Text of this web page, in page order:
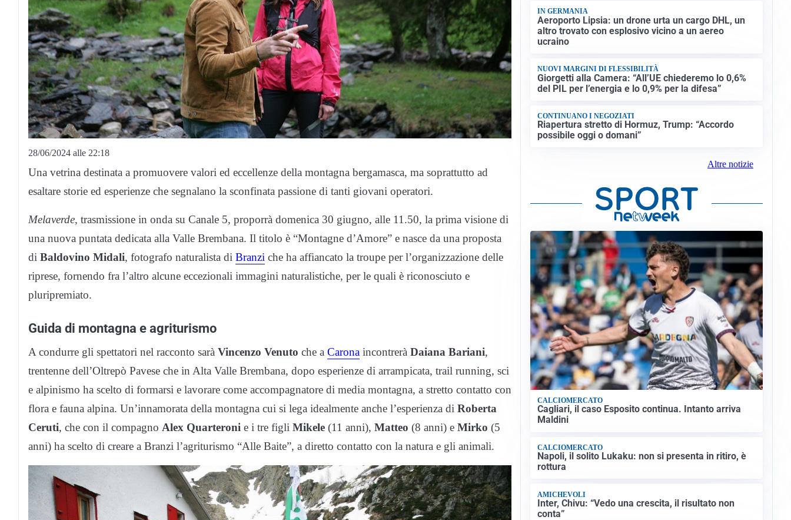
28/06/2024 alle 22:18
Una vetrina destinata a promuovere valori ed eccellenze della montagna bergamasca, ma soprattutto ad
esaltare storie ed esperienze che segnalano la sconfinata passione di tanti giovani operatori.
Melaverde, trasmissione in onda su Canale 5, proporrà domenica 30 giugno, alle 11.50, la prima visione di
una nuova puntata dedicata alla Valle Brembana. Il titolo è “Montagne d’Amore” e nasce da una proposta
di Baldovino Midali, fotografo naturalista di Branzi che ha affiancato la troupe per l’organizzazione delle
riprese, fornendo fra l’altro alcune eccezionali immagini naturalistiche, per le quali è riconosciuto e
pluripremiato.
Guida di montagna e agriturismo
A condurre gli spettatori nel racconto sarà Vincenzo Venuto che a Carona incontrerà Daiana Bariani,
trentenne dell’Oltrepò Pavese che in Alta Valle Brembana, dopo esperienze di arrampicata, trail running, sci
e alpinismo ha scelto di formarsi e lavorare come accompagnatore di media montagna, a stretto contatto con
flora e fauna alpina. Un’innamorata della montagna cui si lega idealmente anche l’esperienza di Roberta
Ceruti, che con il compagno Alex Quarteroni e i tre figli Mikele (11 anni), Matteo (8 anni) e Mirko (5
anni) ha scelto di creare a Branzi l’agriturismo “Alle Baite”, a diretto contatto con la natura e gli animali.
IN GERMANIA
Aeroporto Lipsia: un drone urta un cargo DHL, un
altro trovato con esplosivo vicino a un aereo
ucraino
NUOVI MARGINI DI FLESSIBILITÀ
Giorgetti alla Camera: “All’UE chiederemo lo 0,6%
del PIL per l’energia e lo 0,9% per la difesa”
CONTINUANO I NEGOZIATI
Riapertura stretto di Hormuz, Trump: “Accordo
possibile oggi o domani”
Altre notizie
CALCIOMERCATO
Cagliari, il caso Esposito continua. Intanto arriva
Maldini
CALCIOMERCATO
Napoli, il solito Lukaku: non si presenta in ritiro, è
rottura
AMICHEVOLI
Inter, Chivu: “Vedo una crescita, il risultato non
conta”